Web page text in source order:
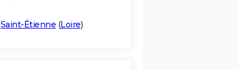
Saint-Étienne (Loire)